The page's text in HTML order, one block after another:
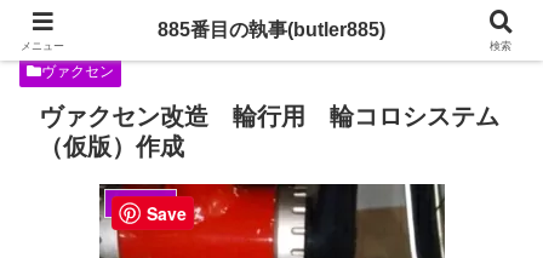
ヴァクセン
ヴァクセン改造 輪行用 輪コロシステム
（仮版）作成
ヴァクセン
メニュー
885番目の執事(butler885)
検索
Save